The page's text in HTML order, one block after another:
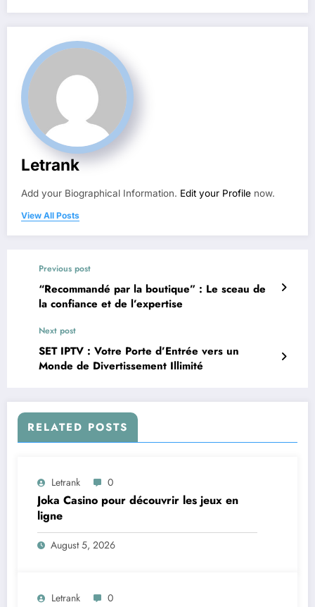
Letrank
Add your Biographical Information. Edit your Profile now.
View All Posts
Previous post
“Recommandé par la boutique” : Le sceau de
la confiance et de l’expertise
Next post
SET IPTV : Votre Porte d’Entrée vers un
Monde de Divertissement Illimité
RELATED POSTS
Letrank 0
Joka Casino pour découvrir les jeux en
ligne
August 5, 2026
Letrank 0